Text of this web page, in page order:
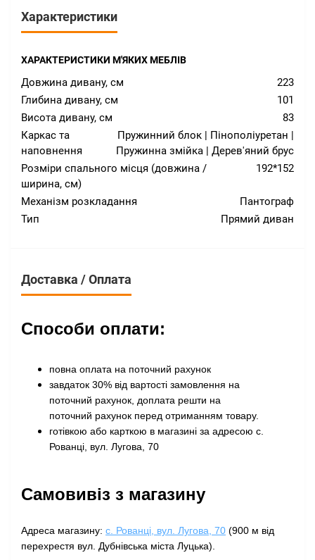
Характеристики
ХАРАКТЕРИСТИКИ М'ЯКИХ МЕБЛІВ
Довжина дивану, см
223
Глибина дивану, см
101
Висота дивану, см
83
Каркас та
наповнення
Пружинний блок | Пінополіуретан |
Пружинна змійка | Дерев'яний брус
Розміри спального місця (довжина /
ширина, см)
192*152
Механізм розкладання
Пантограф
Тип
Прямий диван
Доставка / Оплата
Способи оплати:
повна оплата на поточний рахунок
завдаток 30% від вартості замовлення на
поточний рахунок, доплата решти на
поточний рахунок перед отриманням товару.
готівкою або карткою в магазині за адресою с.
Рованці, вул. Лугова, 70
Самовивіз з магазину
Адреса магазину: с. Рованці, вул. Лугова, 70 (900 м від
перехрестя вул. Дубнівська міста Луцька).